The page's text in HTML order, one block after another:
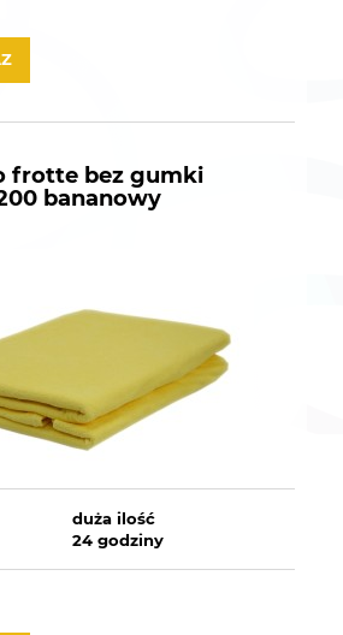
frotte bez gumki
bananowy
duża ilość
24 godziny